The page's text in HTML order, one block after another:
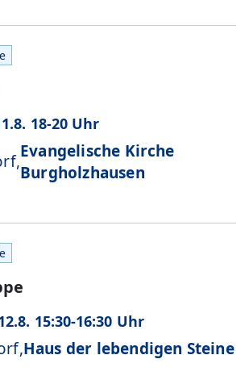
18-20 Uhr
Evangelische Kirche
Burgholzhausen
15:30-16:30 Uhr
Haus der lebendigen Steine